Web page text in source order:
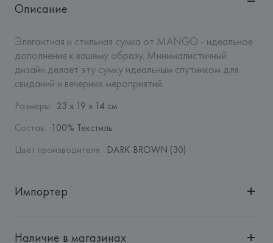
Описание
Элегантная и стильная сумка от MANGO - идеальное
дополнение к вашему образу. Минималистичный
дизайн делает эту сумку идеальным спутником для
свиданий и вечерних мероприятий.
Размеры: 23 x 19 x 14 см
Состав: 100% Текстиль
Цвет производителя: DARK BROWN (30)
Импортер
"Белмаркетцентр"
Наличие в магазинах